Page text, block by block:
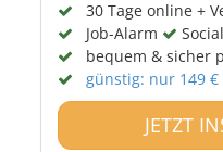
30 Tage online +
Job-Alarm
bequem & sicher
günstig: nur 149
JETZT